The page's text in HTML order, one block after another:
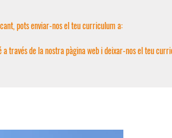
pots enviar-nos el teu curriculum a:
a través de la nostra pàgina web i deixar-nos el teu